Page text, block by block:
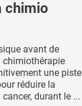
chimio
avant de
chimiothérapie
une piste
réduire la
durant le ...